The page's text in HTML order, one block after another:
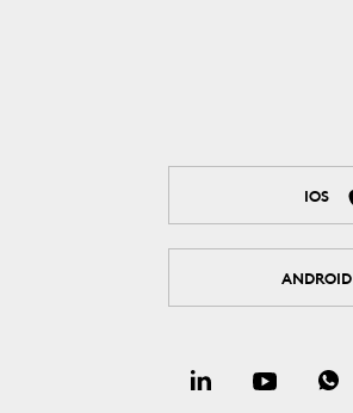
IOS
ANDROID